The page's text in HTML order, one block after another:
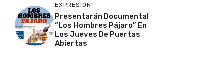
EXPRESIÓN
Presentarán Documental
“Los Hombres Pájaro” En
Los Jueves De Puertas
Abiertas